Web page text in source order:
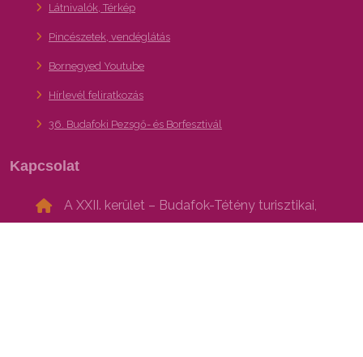
Látnivalók, Térkép
Pincészetek, vendéglátás
Bornegyed Youtube
Hírlevél feliratkozás
36. Budafoki Pezsgő- és Borfesztivál
Kapcsolat
A XXII. kerület – Budafok-Tétény turisztikai,
gasztronómiai és kulturális programajánló